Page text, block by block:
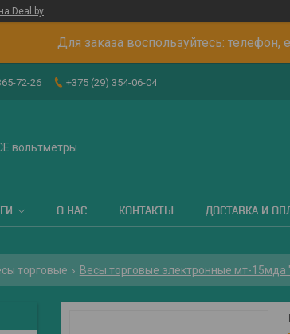
Deal.by
Для заказа воспользуйтесь: телефон,
72-26 +375 (29) 354-06-04
вольтметры
О НАС КОНТАКТЫ ДОСТАВКА И
торговые Весы торговые электронные мт-15мда